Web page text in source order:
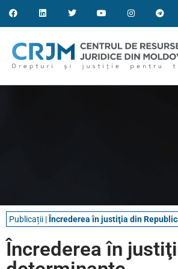
Publicații | Încrederea în justiţia din
Încrederea în